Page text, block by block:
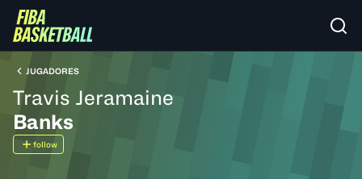
JUGADORES
Travis Jeramaine
Banks
follow